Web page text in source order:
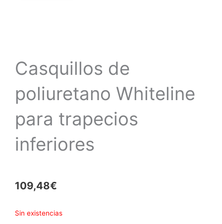
Casquillos de
poliuretano Whiteline
para trapecios
inferiores
109,48€
Sin existencias